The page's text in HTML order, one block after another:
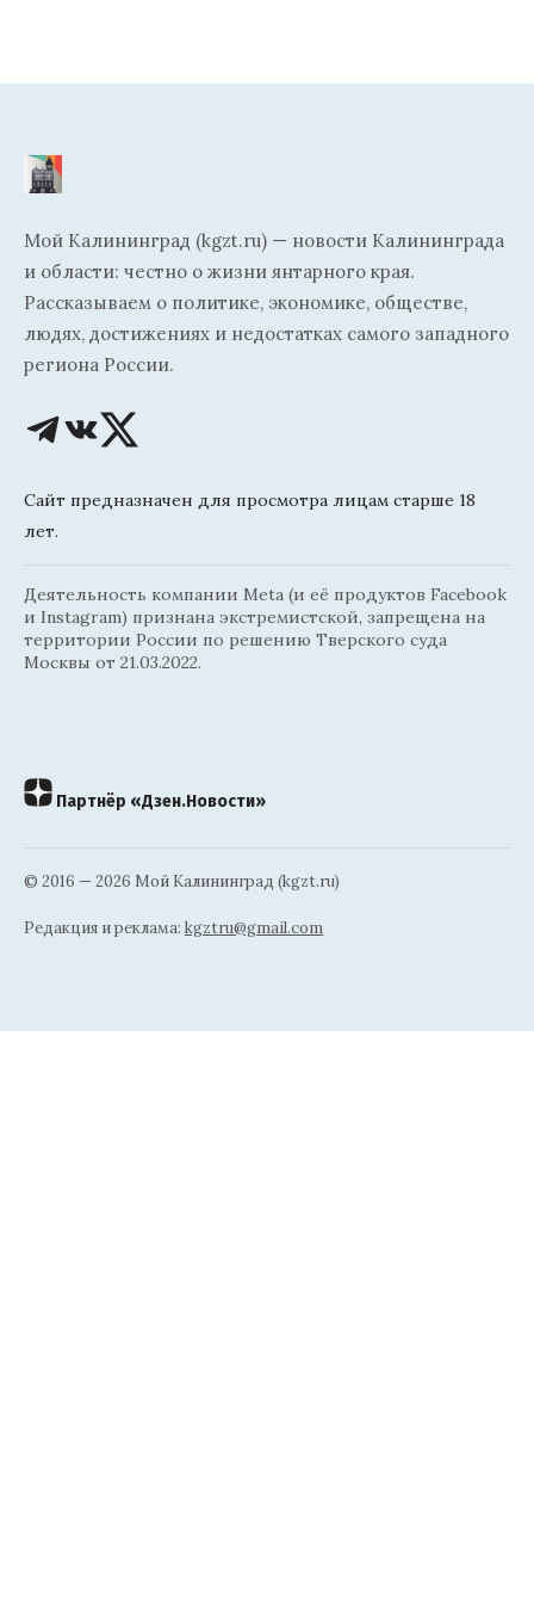
Мой Калининград (kgzt.ru) — новости Калининграда
и области: честно о жизни янтарного края.
Рассказываем о политике, экономике, обществе,
людях, достижениях и недостатках самого западного
региона России.
Сайт предназначен для просмотра лицам старше 18
лет.
Деятельность компании Meta (и её продуктов Facebook
и Instagram) признана экстремистской, запрещена на
территории России по решению Тверского суда
Москвы от 21.03.2022.
Партнёр «Дзен.Новости»
© 2016 — 2026 Мой Калининград (kgzt.ru)
Редакция и реклама: kgztru@gmail.com